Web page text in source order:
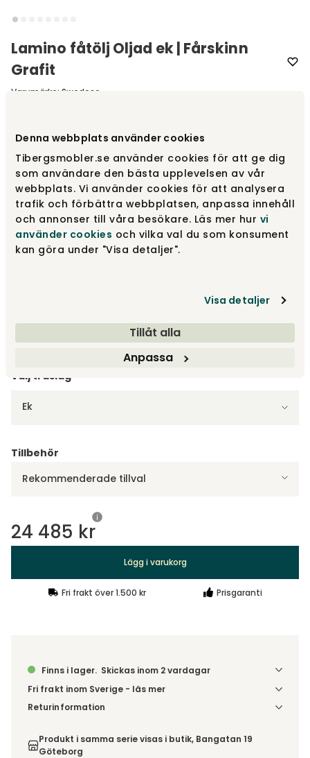
Denna webbplats använder cookies
Tibergsmobler.se använder cookies för att ge dig
som användare den bästa upplevelsen av vår
webbplats. Vi använder cookies för att analysera
trafik och förbättra webbplatsen, anpassa innehåll
och annonser till våra besökare. Läs mer hur vi
använder cookies och vilka val du som konsument
kan göra under "Visa detaljer".
Visa detaljer
Tillåt alla
Anpassa
Lamino fåtölj Oljad ek | Fårskinn
Grafit
Varumärke: Swedese
Välj fårskinn Fårskinn Grafit
Fårskinn Grafit
24 485 kr
Finns i lager
Fårskinn Espresso
23 485 kr
Fåtal i lager
Finns i lager
Visa fler +6
Välj träslag
Ek
Tillbehör
Rekommenderade tillval
24 485 kr
Lägg i varukorg
Fri frakt över 1.500 kr Prisgaranti
Finns i lager. Skickas inom 2 vardagar
Fri frakt inom Sverige - läs mer
Denna vara skickas till din port/tomtgräns. Innan leverans
ordern tillsammans.
Returinformation
order, enligt distansavtalslagen.
Produkt i samma serie visas i butik, Bangatan 19
Göteborg